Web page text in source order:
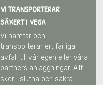
VI TRANSPORTERAR
SÄKERT I VEGA
Vi hämtar och
transporterar ert farliga
avfall till vår egen eller våra
partners anläggningar. Allt
sker i slutna och säkra